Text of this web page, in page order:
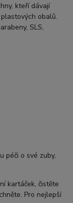
kteří dávají
obalů.
SLS,
péči o své zuby,
kartáček, čistěte
Pro nejlepší